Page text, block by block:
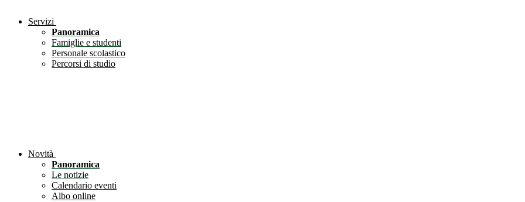
Servizi
Panoramica
Famiglie e studenti
Personale scolastico
Percorsi di studio
Novità
Panoramica
Le notizie
Calendario eventi
Albo online